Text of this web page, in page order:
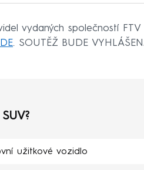
vydaných společností FTV
. SOUTĚŽ BUDE
užitkové vozidlo